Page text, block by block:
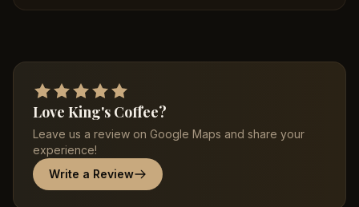
Love King's Coffee?
Leave us a review on Google Maps and share your
experience!
Write a Review